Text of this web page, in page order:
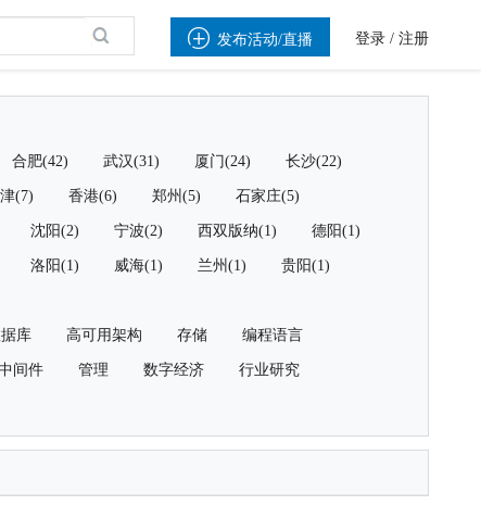
 发布活动/直播 登录 / 注册
合肥(42) 武汉(31) 厦门(24) 长沙(22)
(7) 香港(6) 郑州(5) 石家庄(5)
沈阳(2) 宁波(2) 西双版纳(1) 德阳(1)
洛阳(1) 威海(1) 兰州(1) 贵阳(1)
库 高可用架构 存储 编程语言
间件 管理 数字经济 行业研究